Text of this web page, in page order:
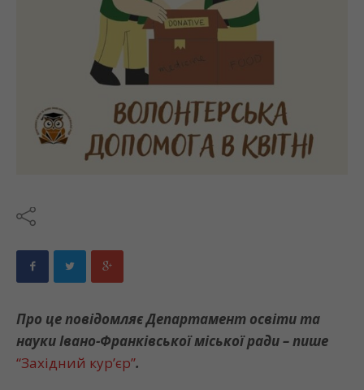
Про це повідомляє Департамент освіти та
науки Івано-Франківської міської ради – пише
“Західний кур’єр”.